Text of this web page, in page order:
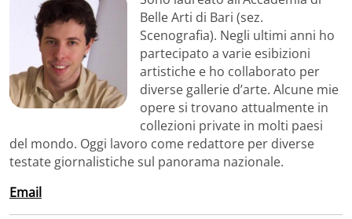
Belle Arti di Bari (sez.
Scenografia). Negli ultimi anni ho
partecipato a varie esibizioni
artistiche e ho collaborato per
diverse gallerie d’arte. Alcune mie
opere si trovano attualmente in
collezioni private in molti paesi
del mondo. Oggi lavoro come redattore per diverse
testate giornalistiche sul panorama nazionale.
Email